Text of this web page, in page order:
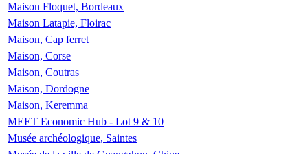
Maison Floquet, Bordeaux
Maison Latapie, Floirac
Maison, Cap ferret
Maison, Corse
Maison, Coutras
Maison, Dordogne
Maison, Keremma
MEET Economic Hub - Lot 9 & 10
Musée archéologique, Saintes